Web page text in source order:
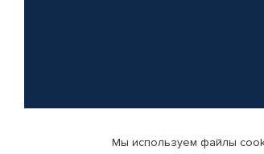
© КАМАЗ ЦЕНТР ДОНЕЦК, 2015-2026. Все права
Мы используем файлы